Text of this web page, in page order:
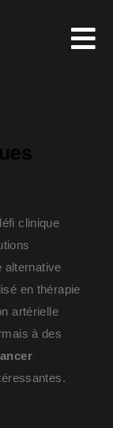
clinique
alternative
en thérapie
artérielle
à des